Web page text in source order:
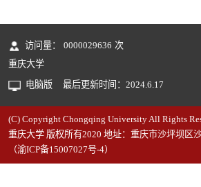
访问量： 0000029636 次
重庆大学
电脑版
最后更新时间： 2024.6.17
(C) Copyright Chongqing University All Rights
重庆大学 版权所有2020 地址：重庆市沙坪坝区
（渝ICP备15007027号-4）